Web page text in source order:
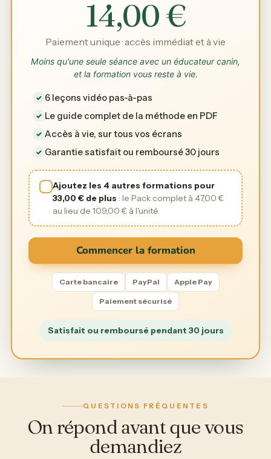
14,00€
Paiement unique · accès immédiat et à vie
Moins qu'une seule séance avec un éducateur canin,
et la formation vous reste à vie.
✓ 6 leçons vidéo pas-à-pas
✓ Le guide complet de la méthode en PDF
✓ Accès à vie, sur tous vos écrans
✓ Garantie satisfait ou remboursé 30 jours
Ajoutez les 4 autres formations pour
33,00 €de plus : le Pack complet à 47,00€
au lieu de 109,00€à l'unité.
Commencer la formation
Carte bancaire PayPal Apple Pay
Paiement sécurisé
Satisfait ou remboursé pendant 30 jours
QUESTIONS FRÉQUENTES
On répond avant que vous
demandiez